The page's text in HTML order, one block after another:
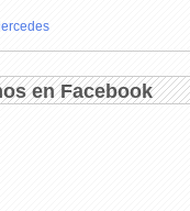
en Facebook